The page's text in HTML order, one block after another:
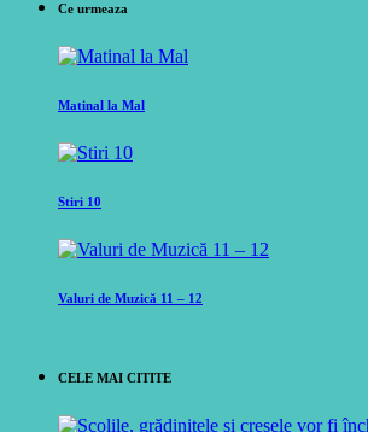
Ce urmeaza
Matinal la Mal
Stiri 10
Valuri de Muzică 11 – 12
CELE MAI CITITE